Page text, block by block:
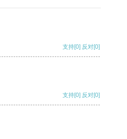
支持[0] 反对[0]
支持[0] 反对[0]